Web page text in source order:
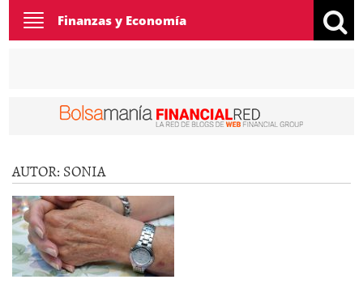
Toggle
navigation
Finanzas y Economía
AUTOR: SONIA